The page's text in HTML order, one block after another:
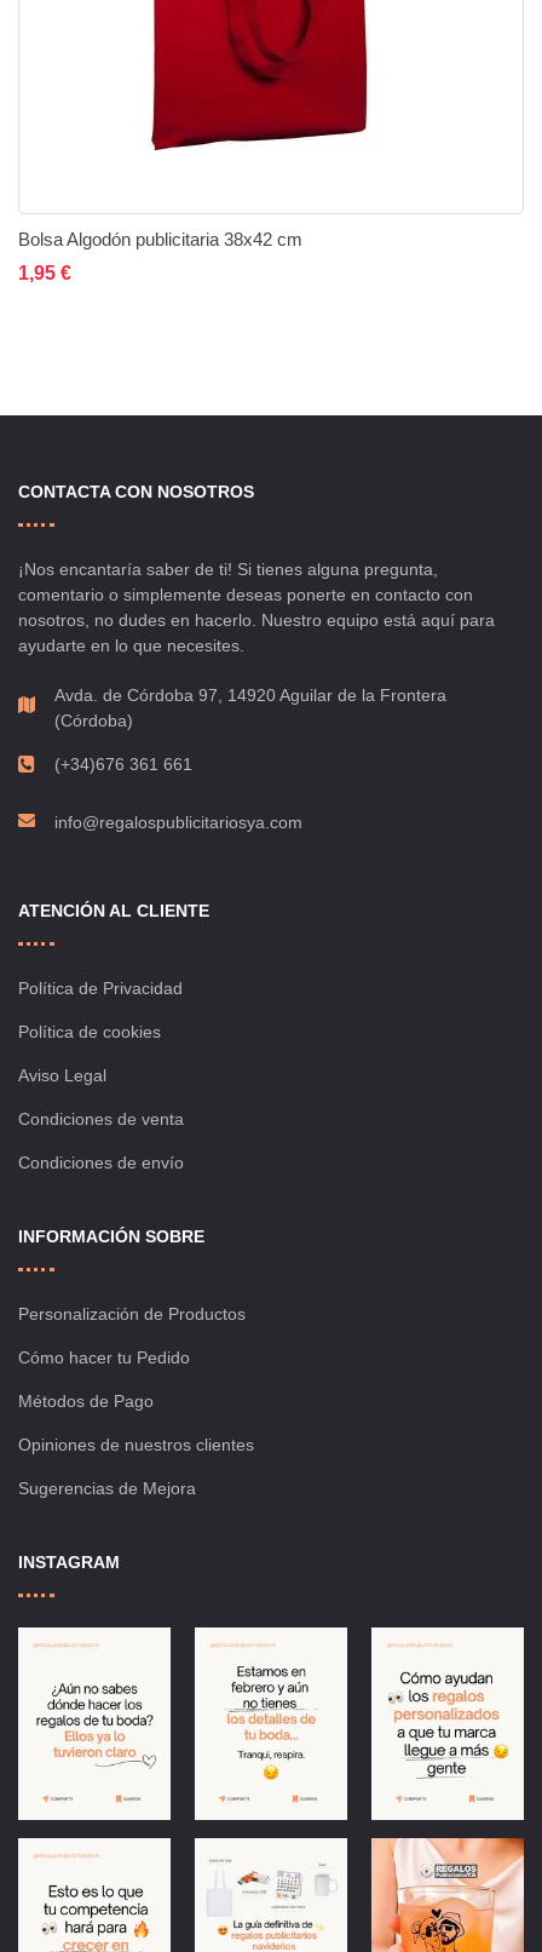
Bolsa Algodón publicitaria 38x42 cm
1,95 €
CONTACTA CON NOSOTROS
¡Nos encantaría saber de ti! Si tienes alguna pregunta,
comentario o simplemente deseas ponerte en contacto con
nosotros, no dudes en hacerlo. Nuestro equipo está aquí para
ayudarte en lo que necesites.
Avda. de Córdoba 97, 14920 Aguilar de la Frontera
(Córdoba)
(+34)676 361 661
info@regalospublicitariosya.com
ATENCIÓN AL CLIENTE
Política de Privacidad
Política de cookies
Aviso Legal
Condiciones de venta
Condiciones de envío
INFORMACIÓN SOBRE
Personalización de Productos
Cómo hacer tu Pedido
Métodos de Pago
Opiniones de nuestros clientes
Sugerencias de Mejora
INSTAGRAM